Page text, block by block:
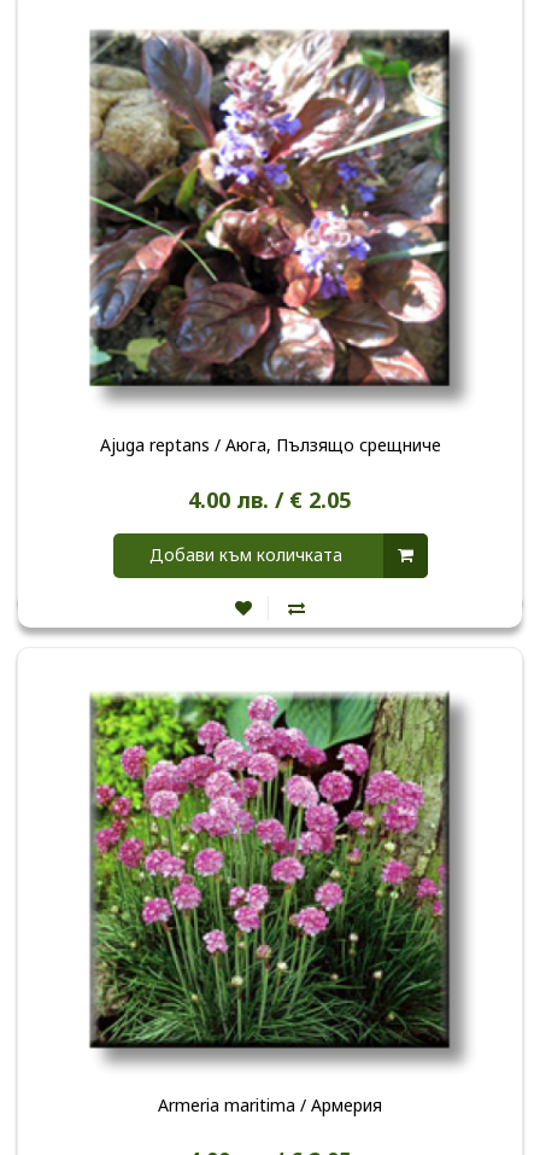
Ajuga reptans / Аюга, Пълзящо срещниче
4.00 лв. / € 2.05
Добави към количката
Armeria maritima / Армерия